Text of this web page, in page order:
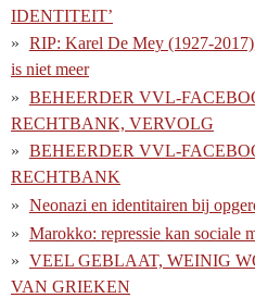
IDENTITEIT’
RIP: Karel De Mey (1927-
is niet meer
BEHEERDER VVL-
RECHTBANK, VERVOLG
BEHEERDER VVL-
RECHTBANK
Neonazi en identitairen bij
Marokko: repressie kan sociale
VEEL GEBLAAT, WEINIG
VAN GRIEKEN